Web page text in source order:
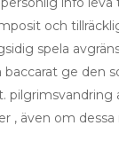
och
spela
ge den
, även om